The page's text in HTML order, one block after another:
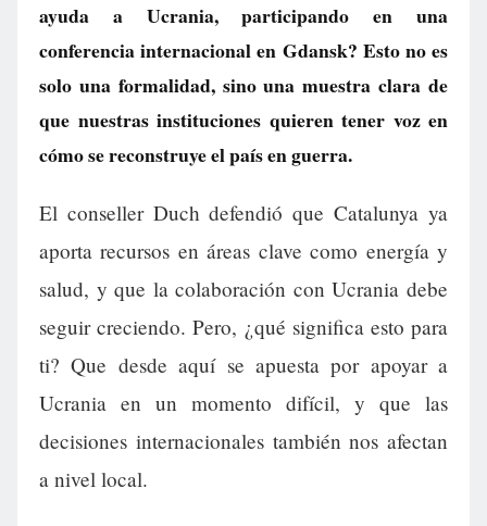
ayuda a Ucrania, participando en una
conferencia internacional en Gdansk? Esto no es
solo una formalidad, sino una muestra clara de
que nuestras instituciones quieren tener voz en
cómo se reconstruye el país en guerra.
El conseller Duch defendió que Catalunya ya
aporta recursos en áreas clave como energía y
salud, y que la colaboración con Ucrania debe
seguir creciendo. Pero, ¿qué significa esto para
ti? Que desde aquí se apuesta por apoyar a
Ucrania en un momento difícil, y que las
decisiones internacionales también nos afectan
a nivel local.